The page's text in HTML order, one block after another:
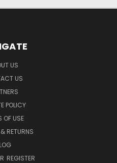
US
US
POLICY
OF USE
RETURNS
REGISTER